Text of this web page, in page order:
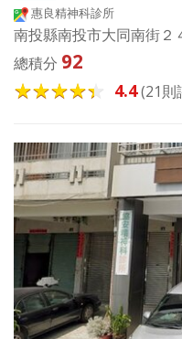
惠良精神科診所
南投縣南投市大同南街２
總積分 92
4.4(21則